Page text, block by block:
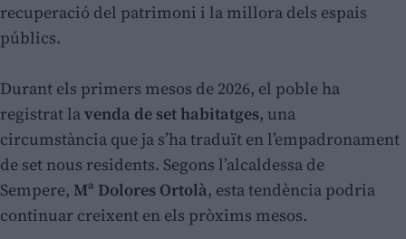
recuperació del patrimoni i la millora dels espais
públics.
Durant els primers mesos de 2026, el poble ha
registrat lavenda de set habitatges, una
circumstància que ja s’ha traduït en l’empadronament
de set nous residents. Segons l’alcaldessa de
Sempere, Mª Dolores Ortolà, esta tendència podria
continuar creixent en els pròxims mesos.